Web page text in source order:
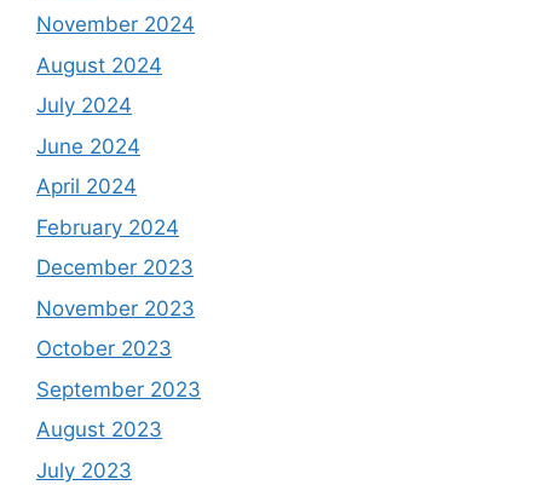
November 2024
August 2024
July 2024
June 2024
April 2024
February 2024
December 2023
November 2023
October 2023
September 2023
August 2023
July 2023